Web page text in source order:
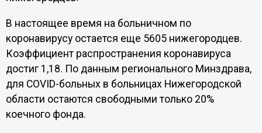
В настоящее время на больничном по
коронавирусу остается еще 5605 нижегородцев.
Коэффициент распространения коронавируса
достиг 1,18. По данным регионального Минздрава,
для COVID-больных в больницах Нижегородской
области остаются свободными только 20%
коечного фонда.